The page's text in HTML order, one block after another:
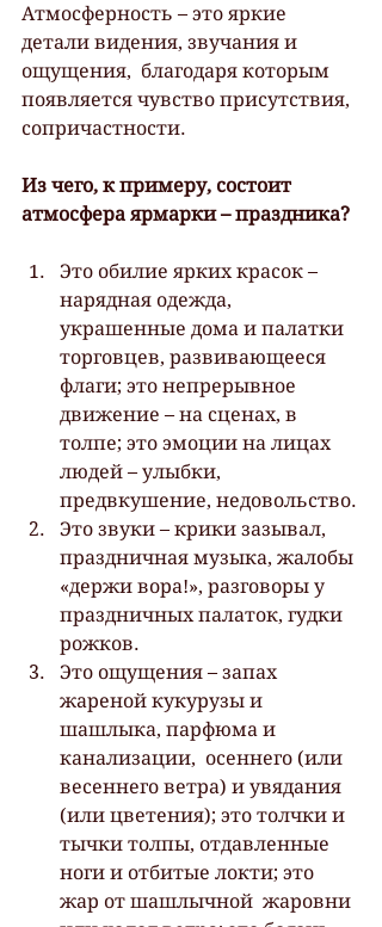
Атмосферность – это яркие
детали видения, звучания и
ощущения,  благодаря которым
появляется чувство присутствия,
сопричастности.
Из чего, к примеру, состоит
атмосфера ярмарки – праздника?
Это обилие ярких красок –
нарядная одежда,
украшенные дома и палатки
торговцев, развивающееся
флаги; это непрерывное
движение – на сценах, в
толпе; это эмоции на лицах
людей – улыбки,
предвкушение, недовольство.
Это звуки – крики зазывал,
праздничная музыка, жалобы
«держи вора!», разговоры у
праздничных палаток, гудки
рожков.
Это ощущения – запах
жареной кукурузы и
шашлыка, парфюма и
канализации,  осеннего (или
весеннего ветра) и увядания
(или цветения); это толчки и
тычки толпы, отдавленные
ноги и отбитые локти; это
жар от шашлычной  жаровни